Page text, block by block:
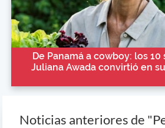
De Panamá a cowboy: los
Juliana Awada convirtió en
Noticias anteriores de